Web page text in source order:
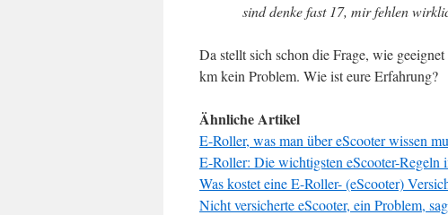
sind denke fast 17, mir fehlen
Da stellt sich schon die Frage, wie
km kein Problem. Wie ist eure Erfahrung?
Ähnliche Artikel
E-Roller, was man über eScooter wissen
E-Roller: Die wichtigsten eScooter-Regeln
Was kostet eine E-Roller- (eScooter)
Nicht versicherte eScooter, ein Problem,